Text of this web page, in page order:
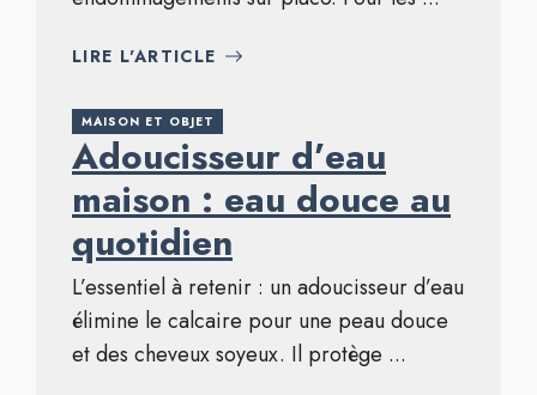
LIRE L'ARTICLE
MAISON ET OBJET
Adoucisseur d’eau
maison : eau douce au
quotidien
L’essentiel à retenir : un adoucisseur d’eau
élimine le calcaire pour une peau douce
et des cheveux soyeux. Il protège ...